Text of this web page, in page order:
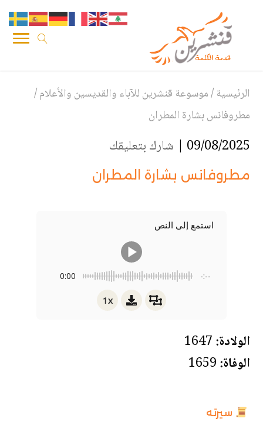
الرئيسية/موسوعة قنشرين للآباء والقديسين والأعلام/
مطروفانس بشارة المطران
09/08/2025 | شارك بتعليقك
مطروفانس بشارة المطران
استمع إلى النص
0:00 -:--
1x
الولادة:
الوفاة:
سيرته